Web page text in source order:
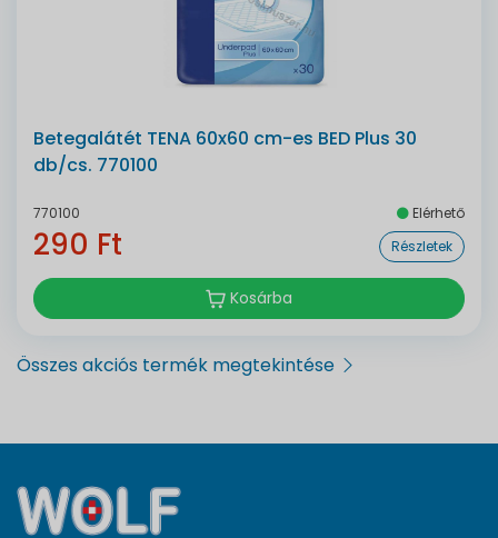
Betegalátét TENA 60x60 cm-es BED Plus 30
db/cs. 770100
770100 Elérhető
290 Ft Részletek
Kosárba
Összes akciós termék megtekintése